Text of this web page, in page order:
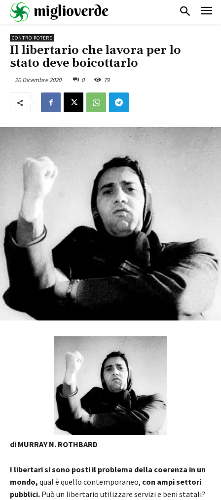
CONTRO POTERE
Il libertario che lavora per lo
stato deve boicottarlo
20 Dicembre 2020 0 79
di MURRAY N. ROTHBARD
I libertari si sono posti il problema della coerenza in un
mondo, qual è quello contemporaneo, con ampi settori
pubblici. Può un libertario utilizzare servizi e beni statali?